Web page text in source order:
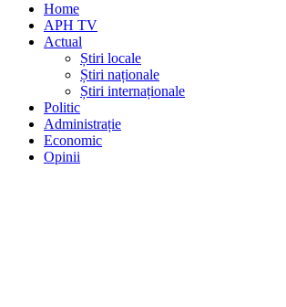
Home
APH TV
Actual
Știri locale
Știri naționale
Știri internaționale
Politic
Administrație
Economic
Opinii